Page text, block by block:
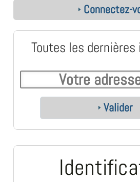
Connectez-
Toutes les
Valider